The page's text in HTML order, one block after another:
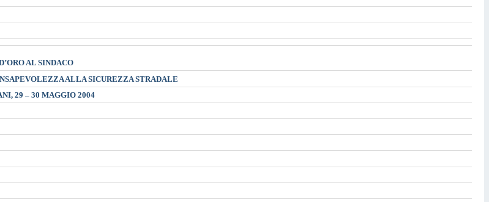
AL SINDACO
ALLA SICUREZZA STRADALE
29 – 30 MAGGIO 2004